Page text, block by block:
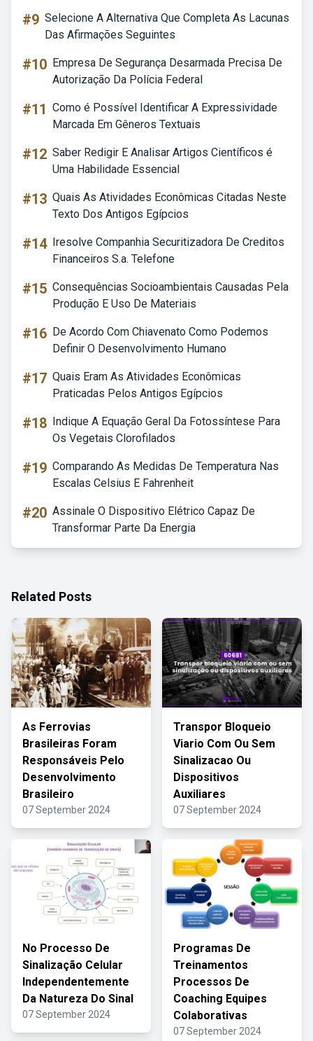
#9 Selecione A Alternativa Que Completa As Lacunas
Das Afirmações Seguintes
#10 Empresa De Segurança Desarmada Precisa De
Autorização Da Polícia Federal
#11 Como é Possível Identificar A Expressividade
Marcada Em Gêneros Textuais
#12 Saber Redigir E Analisar Artigos Científicos é
Uma Habilidade Essencial
#13 Quais As Atividades Econômicas Citadas Neste
Texto Dos Antigos Egípcios
#14 Iresolve Companhia Securitizadora De Creditos
Financeiros S.a. Telefone
#15 Consequências Socioambientais Causadas Pela
Produção E Uso De Materiais
#16 De Acordo Com Chiavenato Como Podemos
Definir O Desenvolvimento Humano
#17 Quais Eram As Atividades Econômicas
Praticadas Pelos Antigos Egípcios
#18 Indique A Equação Geral Da Fotossíntese Para
Os Vegetais Clorofilados
#19 Comparando As Medidas De Temperatura Nas
Escalas Celsius E Fahrenheit
#20 Assinale O Dispositivo Elétrico Capaz De
Transformar Parte Da Energia
Related Posts
As Ferrovias
Brasileiras Foram
Responsáveis Pelo
Desenvolvimento
Brasileiro
07 September 2024
Transpor Bloqueio
Viario Com Ou Sem
Sinalizacao Ou
Dispositivos
Auxiliares
07 September 2024
No Processo De
Sinalização Celular
Independentemente
Da Natureza Do Sinal
07 September 2024
Programas De
Treinamentos
Processos De
Coaching Equipes
Colaborativas
07 September 2024